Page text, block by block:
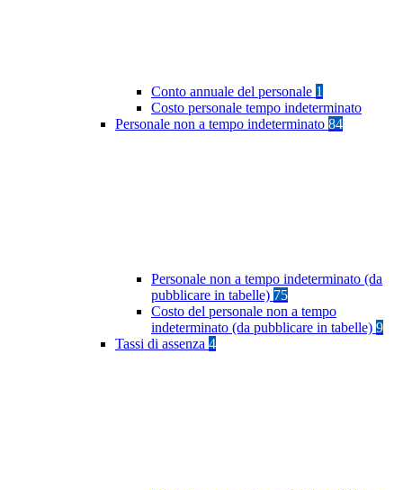
Conto annuale del personale 1
Costo personale tempo indeterminato
Personale non a tempo indeterminato 84
Personale non a tempo indeterminato (da
pubblicare in tabelle) 75
Costo del personale non a tempo
indeterminato (da pubblicare in tabelle) 9
Tassi di assenza 4